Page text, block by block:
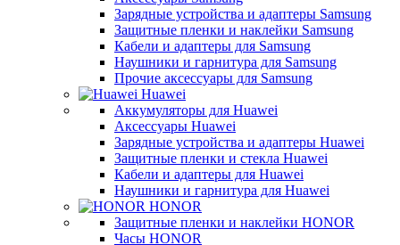
Зарядные устройства и адаптеры Samsung
Защитные пленки и наклейки Samsung
Кабели и адаптеры для Samsung
Наушники и гарнитура для Samsung
Прочие аксессуары для Samsung
Huawei
Аккумуляторы для Huawei
Аксессуары Huawei
Зарядные устройства и адаптеры Huawei
Защитные пленки и стекла Huawei
Кабели и адаптеры для Huawei
Наушники и гарнитура для Huawei
HONOR
Защитные пленки и наклейки HONOR
Часы HONOR